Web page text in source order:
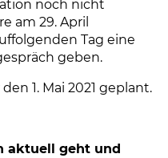
noch nicht
am 29. April
Tag eine
geben.
1. Mai 2021 geplant.
aktuell geht und